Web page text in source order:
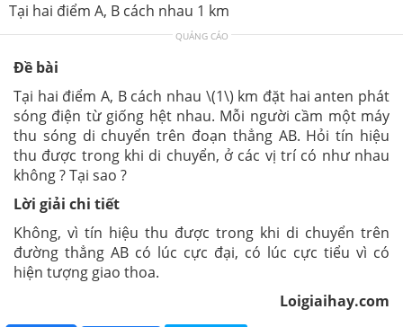
Tại hai điểm A, B cách nhau 1 km
QUẢNG CÁO
Đề bài
Tại hai điểm A, B cách nhau \(1\) km đặt hai anten phát
sóng điện từ giống hệt nhau. Mỗi người cầm một máy
thu sóng di chuyển trên đoạn thẳng AB. Hỏi tín hiệu
thu được trong khi di chuyển, ở các vị trí có như nhau
không ? Tại sao ?
Lời giải chi tiết
Không, vì tín hiệu thu được trong khi di chuyển trên
đường thẳng AB có lúc cực đại, có lúc cực tiểu vì có
hiện tượng giao thoa.
Loigiaihay.com